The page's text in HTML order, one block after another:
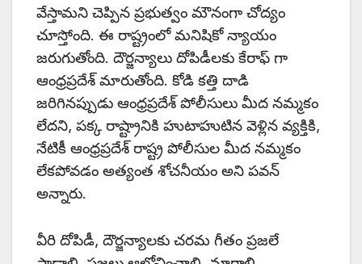
వేస్తామని చెప్పిన ప్రభుత్వం మౌనంగా చోద్యం
చూస్తోంది. ఈ రాష్ట్రంలో మనిషికో న్యాయం
జరుగుతోంది. దౌర్జన్యాలు దోపిడీలకు కేరాఫ్ గా
ఆంధ్రప్రదేశ్ మారుతోంది. కోడి కత్తి దాడి
జరిగినప్పుడు ఆంధ్రప్రదేశ్ పోలీసులు మీద నమ్మకం
లేదని, పక్క రాష్ట్రానికి హుటాహుటిన వెళ్లిన వ్యక్తికి,
నేటికీ ఆంధ్రప్రదేశ్ రాష్ట్ర పోలీసుల మీద నమ్మకం
లేకపోవడం అత్యంత శోచనీయం అని పవన్
అన్నారు.
వీరి దోపిడీ, దౌర్జన్యాలకు చరమ గీతం ప్రజలే